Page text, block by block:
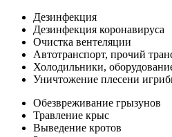
Дезинфекция
Дезинфекция коронавируса
Очистка вентеляции
Автотранспорт, прочий
Холодильники,
Уничтожение плесени
Обезвреживание грызунов
Травление крыс
Выведение кротов